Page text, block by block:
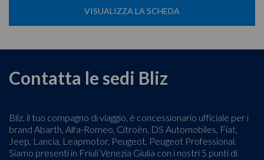
VISUALIZZA LA SCHEDA
Contatta le sedi Bliz
Bliz, il tuo compagno di viaggio, è concessionario ufficiale per i
brand Abarth, Alfa-Romeo, Citroën, DS Automobiles, Fiat,
Jeep, Lancia, Leapmotor, Peugeot, Peugeot Professional.
Siamo presenti in Friuli Venezia Giulia con i nostri 5 punti di